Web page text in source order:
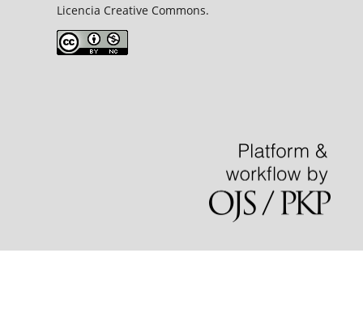
Licencia Creative Commons.